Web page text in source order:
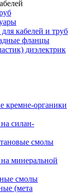
кабелей и труб
фланцы
диэлектрик
кремне-органики
силан-
смолы
минеральной
смолы
(мета